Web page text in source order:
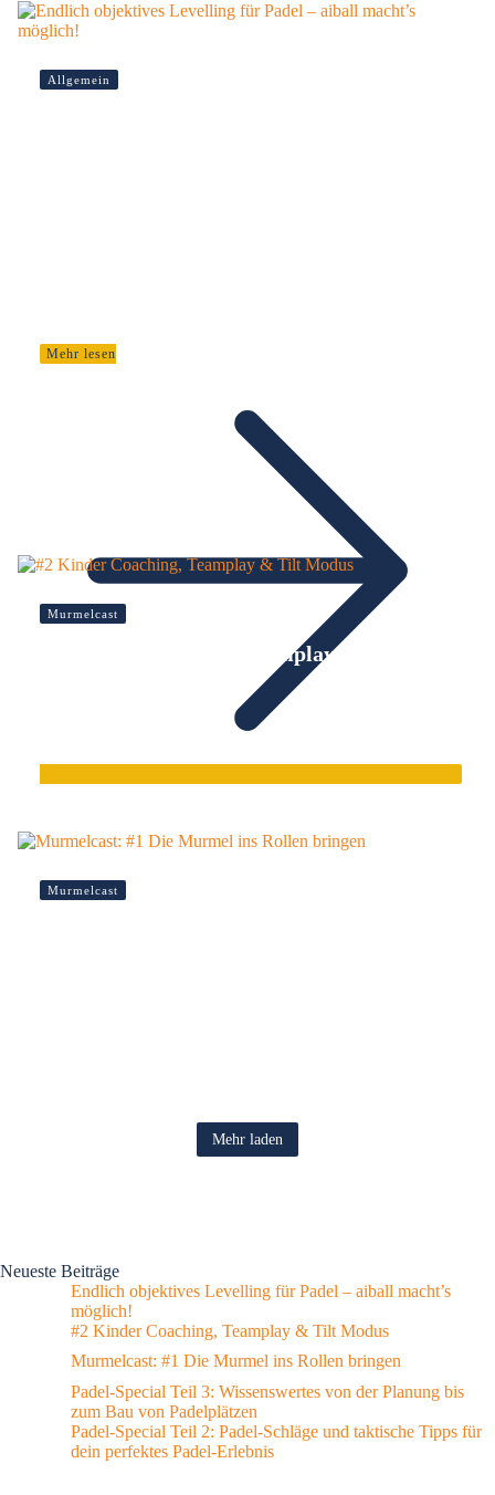
Allgemein
Mehr lesen
Murmelcast
#2 Kinder Coaching, Teamplay & Tilt
Murmelcast
Mehr laden
Neueste Beiträge
Endlich objektives Levelling für Padel – aiball macht’s
möglich!
#2 Kinder Coaching, Teamplay & Tilt Modus
Murmelcast: #1 Die Murmel ins Rollen bringen
Padel-Special Teil 3: Wissenswertes von der Planung bis
zum Bau von Padelplätzen
Padel-Special Teil 2: Padel-Schläge und taktische Tipps für
dein perfektes Padel-Erlebnis